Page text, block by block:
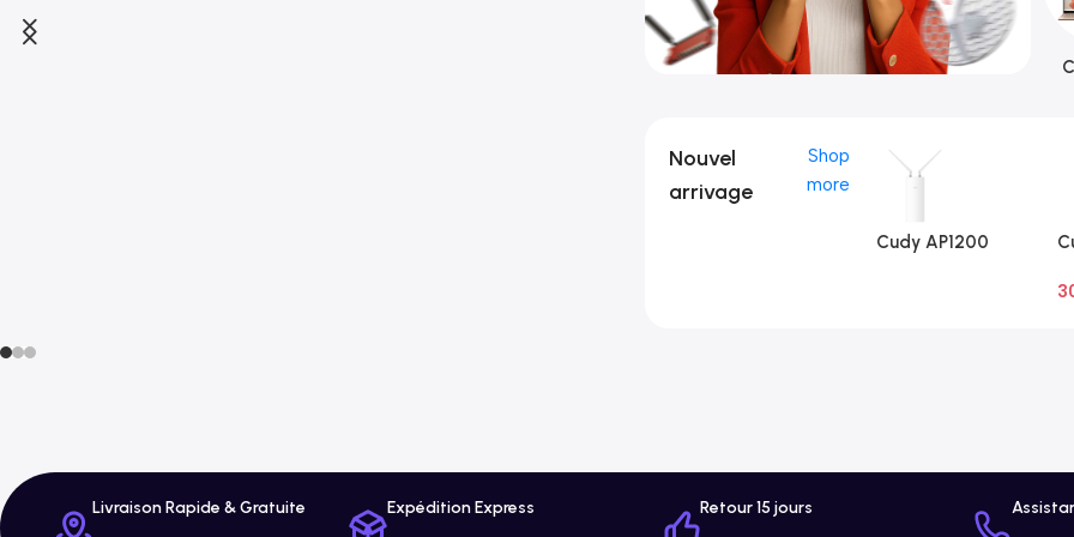
Nouvel
arrivage
Shop
more
Cudy AP1200
Livraison Rapide & Gratuite Expédition Express Retour 15 jours